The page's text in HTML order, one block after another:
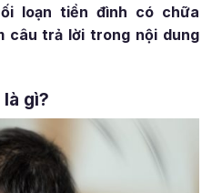
loạn tiền đình có chữa
câu trả lời trong nội dung
gì?